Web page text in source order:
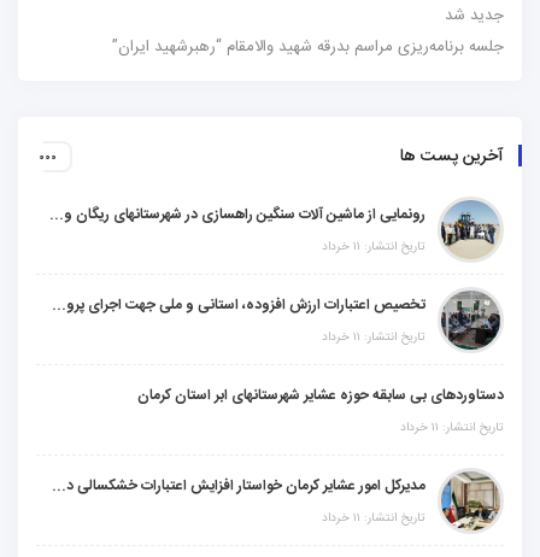
جدید شد
جلسه برنامه‌ریزی مراسم بدرقه شهید والامقام “رهبرشهید ایران”
آخرین پست ها
رونمایی از ماشین آلات سنگین راهسازی در شهرستانهای ریگان و گنبکی
تاریخ انتشار: ۱۱ خرداد
تخصیص اعتبارات ارزش افزوده، استانی و ملی جهت اجرای پروژه‌های عمرانی در شهرستان گنبکی
تاریخ انتشار: ۱۱ خرداد
دستاوردهای بی سابقه حوزه عشایر شهرستانهای ابر استان کرمان
تاریخ انتشار: ۱۱ خرداد
مدیرکل امور عشایر کرمان خواستار افزایش اعتبارات خشکسالی در سال جدید شد
تاریخ انتشار: ۱۱ خرداد